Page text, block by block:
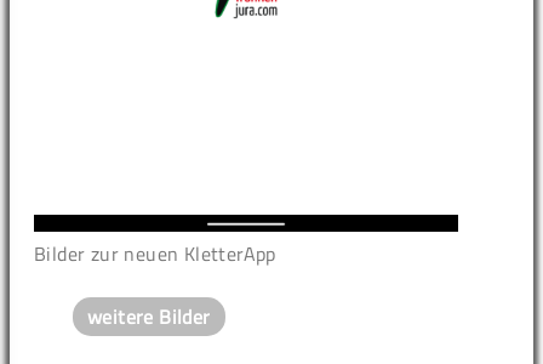
Bilder zur neuen KletterApp
weitere Bilder